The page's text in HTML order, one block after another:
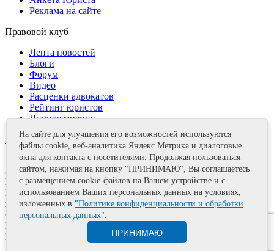
Реклама на сайте
Правовой клуб
Лента новостей
Блоги
Форум
Видео
Расценки адвокатов
Рейтинг юристов
Личное мнение
Контакты
Задать вопрос
Поделиться
Политика информационной безопасности Правила
использования материалов
© 2011—2026 А.Е. Мишушин
Карта сайта
Разработка сайта
На сайте для улучшения его возможностей используются
файлы cookie, веб-аналитика Яндекс Метрика и диалоговые
окна для контакта с посетителями. Продолжая пользоваться
сайтом, нажимая на кнопку "ПРИНИМАЮ", Вы соглашаетесь
с размещением cookie-файлов на Вашем устройстве и с
использованием Ваших персональных данных на условиях,
изложенных в "Политике конфиденциальности и обработки
персональных данных".
ПРИНИМАЮ